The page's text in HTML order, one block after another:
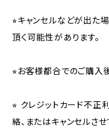
⭐︎キャンセルなどが出た
頂く可能性があります。
⭐︎お客様都合でのご購入
⭐︎ クレジットカード不
絡、またはキャンセルさ